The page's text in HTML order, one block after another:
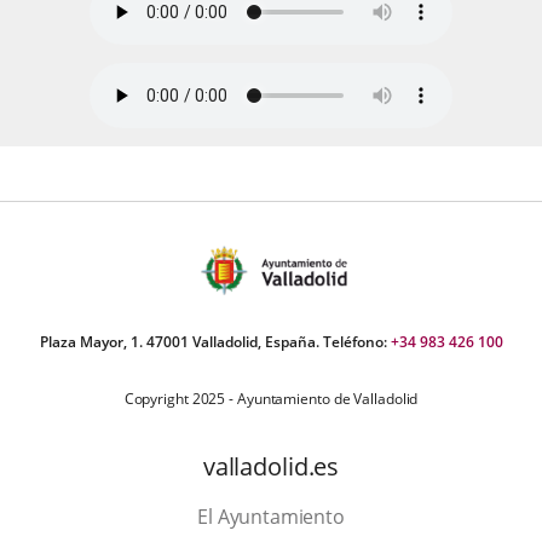
Plaza Mayor, 1. 47001 Valladolid, España. Teléfono:+34 983 426 100
Copyright 2025 - Ayuntamiento de Valladolid
valladolid.es
El Ayuntamiento